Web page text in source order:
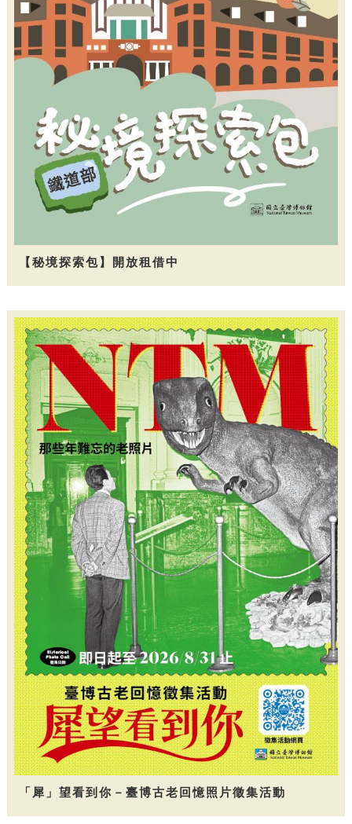
【秘境探索包】開放租借中
「犀」望看到你－臺博古老回憶照片徵集活動